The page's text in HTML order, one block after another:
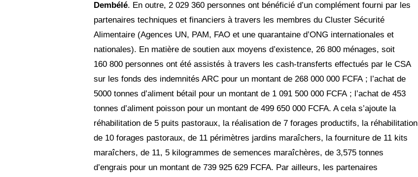
Dembélé. En outre, 2 029 360 personnes ont bénéficié d’un complément fourni par les
partenaires techniques et financiers à travers les membres du Cluster Sécurité
Alimentaire (Agences UN, PAM, FAO et une quarantaine d’ONG internationales et
nationales). En matière de soutien aux moyens d’existence, 26 800 ménages, soit
160 800 personnes ont été assistés à travers les cash-transferts effectués par le CSA
sur les fonds des indemnités ARC pour un montant de 268 000 000 FCFA ; l’achat de
5000 tonnes d’aliment bétail pour un montant de 1 091 500 000 FCFA ; l’achat de 453
tonnes d’aliment poisson pour un montant de 499 650 000 FCFA. A cela s’ajoute la
réhabilitation de 5 puits pastoraux, la réalisation de 7 forages productifs, la réhabilitation
de 10 forages pastoraux, de 11 périmètres jardins maraîchers, la fourniture de 11 kits
maraîchers, de 11, 5 kilogrammes de semences maraîchères, de 3,575 tonnes
d’engrais pour un montant de 739 925 629 FCFA. Par ailleurs, les partenaires